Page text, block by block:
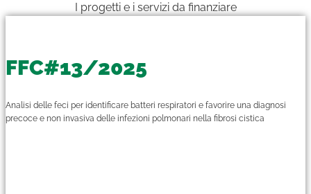
I progetti e i servizi da finanziare
FFC#13/2025
Analisi delle feci per identificare batteri respiratori e favorire una diagnosi
precoce e non invasiva delle infezioni polmonari nella fibrosi cistica